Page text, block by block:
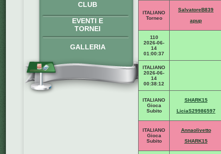
CLUB
EVENTI E
TORNEI
GALLERIA
ITALIANO
Torneo
SalvatoreB839
apup
110
2026-06-
14
01:00:37
ITALIANO
2026-06-
14
00:38:12
ITALIANO
Gioca
Subito
SHARK15
LiciaS29986597
ITALIANO
Gioca
Subito
Annaolivetto
SHARK15